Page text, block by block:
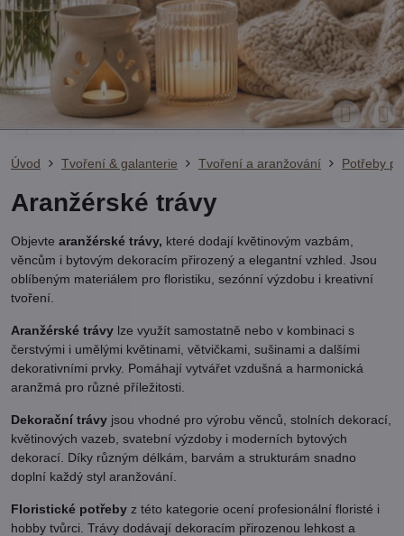
Úvod Tvoření & galanterie Tvoření a aranžování Potřeby
Aranžérské trávy
Objevte aranžérské trávy, které dodají květinovým vazbám,
věncům i bytovým dekoracím přirozený a elegantní vzhled. Jsou
oblíbeným materiálem pro floristiku, sezónní výzdobu i kreativní
tvoření.
Aranžérské trávy lze využít samostatně nebo v kombinaci s
čerstvými i umělými květinami, větvičkami, sušinami a dalšími
dekorativními prvky. Pomáhají vytvářet vzdušná a harmonická
aranžmá pro různé příležitosti.
Dekorační trávy jsou vhodné pro výrobu věnců, stolních dekorací,
květinových vazeb, svatební výzdoby i moderních bytových
dekorací. Díky různým délkám, barvám a strukturám snadno
doplní každý styl aranžování.
Floristické potřeby z této kategorie ocení profesionální floristé i
hobby tvůrci. Trávy dodávají dekoracím přirozenou lehkost a